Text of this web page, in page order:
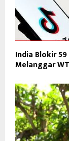
India Blokir
Melanggar